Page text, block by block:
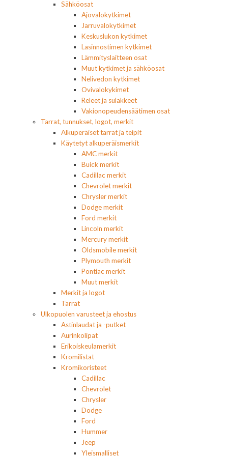
Sähköosat
Ajovalokytkimet
Jarruvalokytkimet
Keskuslukon kytkimet
Lasinnostimen kytkimet
Lämmityslaitteen osat
Muut kytkimet ja sähköosat
Nelivedon kytkimet
Ovivalokykimet
Releet ja sulakkeet
Vakionopeudensäätimen osat
Tarrat, tunnukset, logot, merkit
Alkuperäiset tarrat ja teipit
Käytetyt alkuperäismerkit
AMC merkit
Buick merkit
Cadillac merkit
Chevrolet merkit
Chrysler merkit
Dodge merkit
Ford merkit
Lincoln merkit
Mercury merkit
Oldsmobile merkit
Plymouth merkit
Pontiac merkit
Muut merkit
Merkit ja logot
Tarrat
Ulkopuolen varusteet ja ehostus
Astinlaudat ja -putket
Aurinkolipat
Erikoiskeulamerkit
Kromilistat
Kromikoristeet
Cadillac
Chevrolet
Chrysler
Dodge
Ford
Hummer
Jeep
Yleismalliset